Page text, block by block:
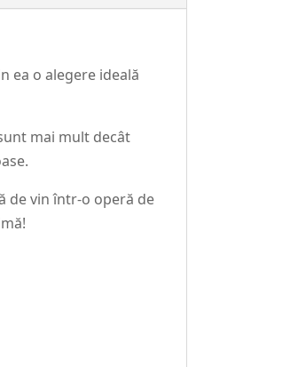
ea o alegere ideală
mai mult decât
de vin într-o operă de